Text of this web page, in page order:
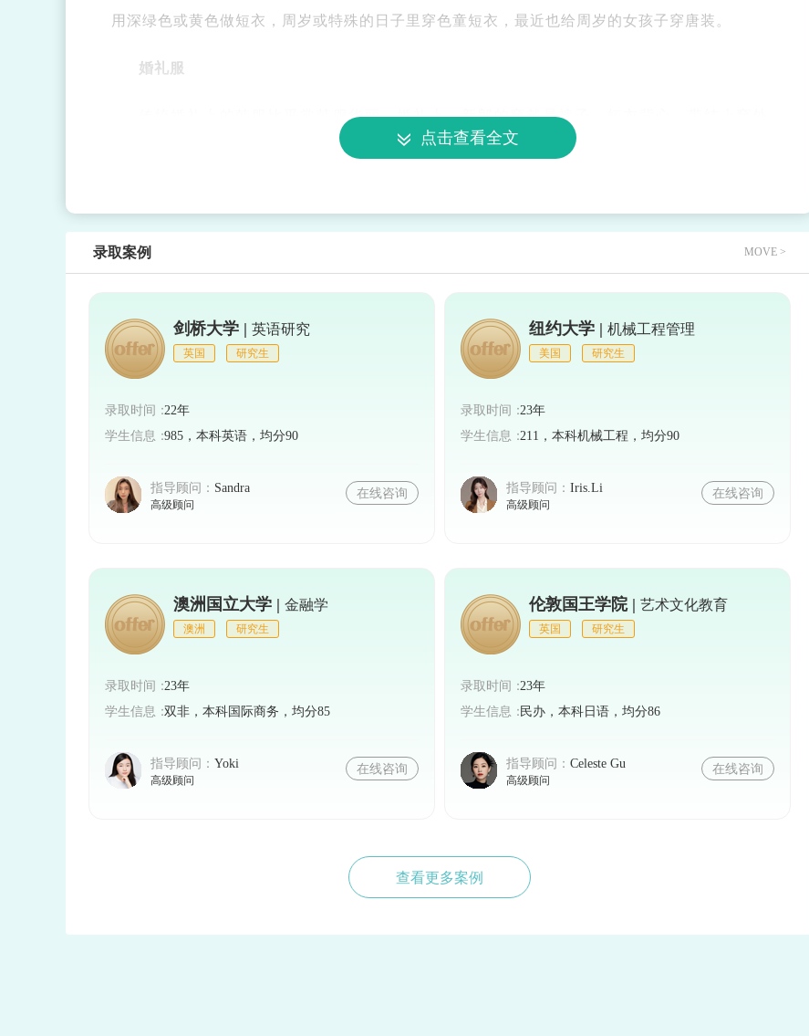
用深绿色或黄色做短衣，周岁或特殊的日子里穿色童短衣，最近也给周岁的女孩子穿唐装。
婚礼服
传统婚礼上的韩服比平常韩服华丽。婚礼上，新郎的穿戴是裤子，短衣背心，带结上穿外
套，戴纱帽冠带，穿木靴。新娘是红裙黄短衣上穿圆衫，戴发簪，龙簪上垂着前缀和飘带。
点击查看全文
录取案例 MOVE >
剑桥大学 | 英语研究
英国 研究生
录取时间：22年
学生信息：985，本科英语，均分90
指导顾问： Sandra
高级顾问
在线咨询
纽约大学 | 机械工程管理
美国 研究生
录取时间：23年
学生信息：211，本科机械工程，均分90
指导顾问： Iris.Li
高级顾问
在线咨询
澳洲国立大学 | 金融学
澳洲 研究生
录取时间：23年
学生信息：双非，本科国际商务，均分85
指导顾问： Yoki
高级顾问
在线咨询
伦敦国王学院 | 艺术文化教育
英国 研究生
录取时间：23年
学生信息：民办，本科日语，均分86
指导顾问： Celeste Gu
高级顾问
在线咨询
查看更多案例